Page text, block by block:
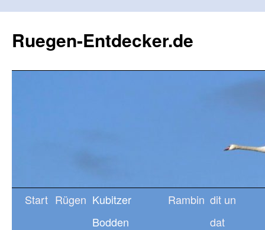
Ruegen-Entdecker.de
Start Rügen Kubitzer
Bodden
Rambin dit un
dat